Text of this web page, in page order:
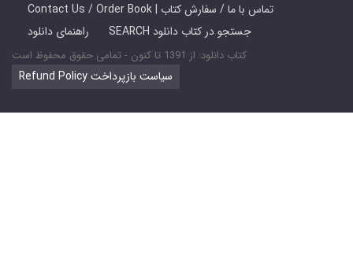
Contact Us / Order Book | تماس با ما / سفارش کتاب
راهنمای دانلود
SEARCH جستجو در کتاب دانلود
کتاب دانلود: از 1391 تا کنون - تمامی حقوق محفوظ است
Refund Policy سیاست بازپرداخت